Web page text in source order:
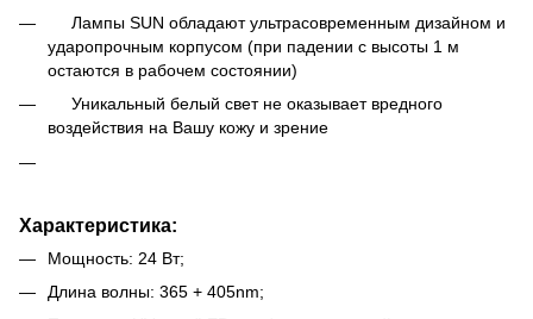
Лампы SUN обладают ультрасовременным дизайном и
ударопрочным корпусом (при падении с высоты 1 м
остаются в рабочем состоянии)
Уникальный белый свет не оказывает вредного
воздействия на Вашу кожу и зрение
Характеристика:
Мощность: 24 Вт;
Длина волны: 365 + 405nm;